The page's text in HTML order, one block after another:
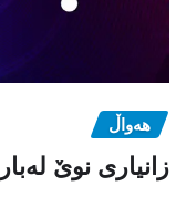
هەواڵ
زانیاری نوێ